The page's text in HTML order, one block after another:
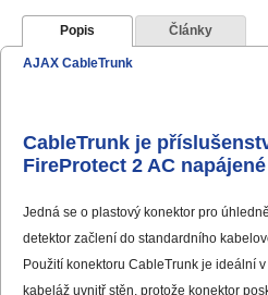
Popis Články
AJAX CableTrunk
CableTrunk je
FireProtect 2 AC
Jedná se o plastový konektor pro
detektor začlení do standardního
Použití konektoru CableTrunk je ideální
kabeláž uvnitř stěn, protože konektor